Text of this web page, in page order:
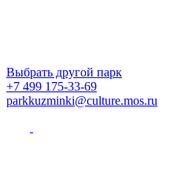
Выбрать другой парк
+7 499 175-33-69
parkkuzminki@culture.mos.ru